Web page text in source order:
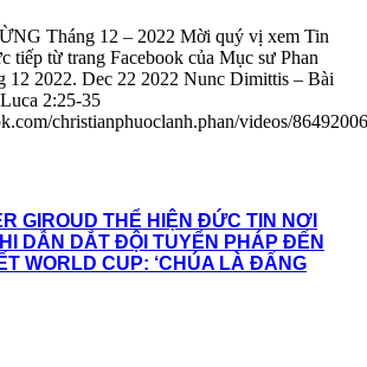
Tháng 12 – 2022 Mời quý vị xem Tin
tiếp từ trang Facebook của Mục sư Phan
12 2022. Dec 22 2022 Nunc Dimittis – Bài
2:25-35
christianphuoclanh.phan/videos/
GIROUD THỂ HIỆN ĐỨC TIN NƠI
DẪN DẮT ĐỘI TUYỂN PHÁP ĐẾN
WORLD CUP: ‘CHÚA LÀ ĐẤNG